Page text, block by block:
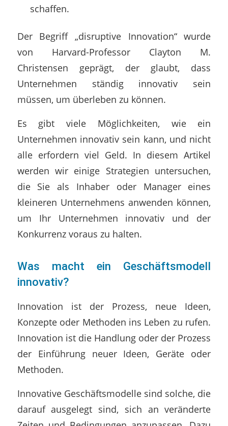
schaffen.
Der Begriff „disruptive Innovation“ wurde
von Harvard-Professor Clayton M.
Christensen geprägt, der glaubt, dass
Unternehmen ständig innovativ sein
müssen, um überleben zu können.
Es gibt viele Möglichkeiten, wie ein
Unternehmen innovativ sein kann, und nicht
alle erfordern viel Geld. In diesem Artikel
werden wir einige Strategien untersuchen,
die Sie als Inhaber oder Manager eines
kleineren Unternehmens anwenden können,
um Ihr Unternehmen innovativ und der
Konkurrenz voraus zu halten.
Was macht ein Geschäftsmodell
innovativ?
Innovation ist der Prozess, neue Ideen,
Konzepte oder Methoden ins Leben zu rufen.
Innovation ist die Handlung oder der Prozess
der Einführung neuer Ideen, Geräte oder
Methoden.
Innovative Geschäftsmodelle sind solche, die
darauf ausgelegt sind, sich an veränderte